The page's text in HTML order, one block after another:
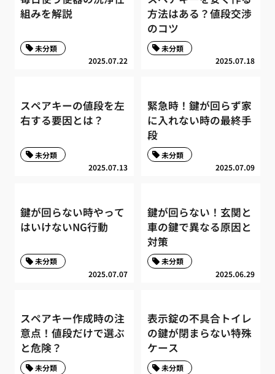
組みを解説
2025.07.22
未分類
方法はある？値段交渉
のコツ
2025.07.18
未分類
スペアキーの値段を左
右する要因とは？
2025.07.13
未分類
緊急時！鍵が回らず家
に入れない時の最終手
段
2025.07.09
未分類
鍵が回らない時やって
はいけないNG行動
2025.07.07
未分類
鍵が回らない！玄関と
車の鍵で異なる原因と
対策
2025.06.29
未分類
スペアキー作成時の注
意点！値段だけで選ぶ
と危険？
未分類
表示錠の不具合トイレ
の鍵が閉まらない特殊
ケース
未分類